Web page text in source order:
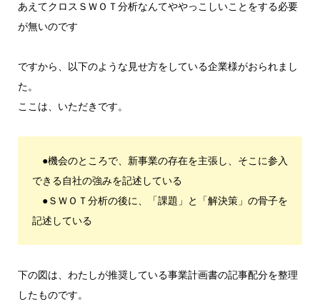
あえてクロスＳＷＯＴ分析なんてややっこしいことをする必要
が無いのです
ですから、以下のような見せ方をしている企業様がおられまし
た。
ここは、いただきです。
●機会のところで、新事業の存在を主張し、そこに参入
できる自社の強みを記述している
●ＳＷＯＴ分析の後に、「課題」と「解決策」の骨子を
記述している
下の図は、わたしが推奨している事業計画書の記事配分を整理
したものです。